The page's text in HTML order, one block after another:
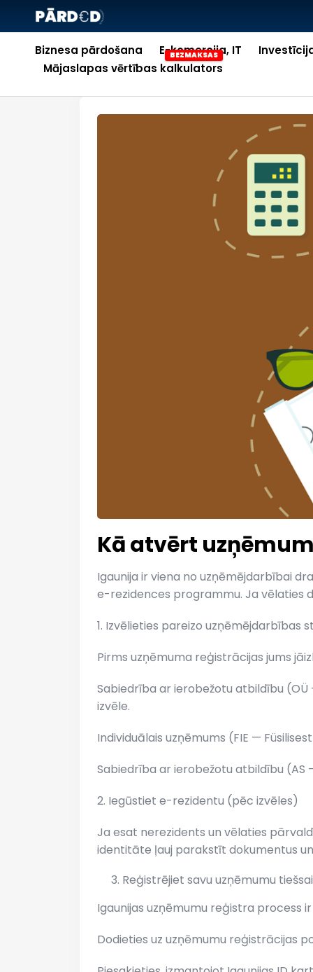
Biznesa pārdošana E-komercija, IT
Mājaslapas vērtības kalkulators
Kā atvērt
Igaunija ir viena no uzņēmējdarbībai
e-rezidences programmu. Ja vēlaties
1. Izvēlieties pareizo uzņēmējdarbības
Pirms uzņēmuma reģistrācijas jums
Sabiedrība ar ierobežotu atbildību
izvēle.
Individuālais uzņēmums (FIE —
Sabiedrība ar ierobežotu atbildību (AS
2. Iegūstiet e-rezidentu (pēc izvēles)
Ja esat nerezidents un vēlaties
identitāte ļauj parakstīt dokumentus
Reģistrējiet savu uzņēmumu
Igaunijas uzņēmumu reģistra process
Dodieties uz uzņēmumu reģistrācijas